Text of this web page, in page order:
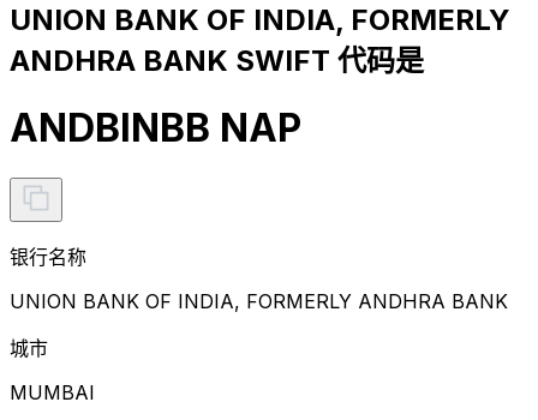
UNION BANK OF INDIA, FORMERLY
ANDHRA BANK SWIFT 代码是
ANDBINBB NAP
银行名称
UNION BANK OF INDIA, FORMERLY ANDHRA BANK
城市
MUMBAI